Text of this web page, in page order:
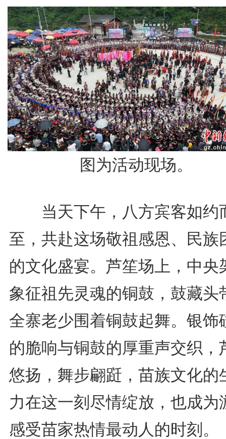
图为活动现场。
当天下午，八方宾客如约
至，共赴这场敬祖感恩、民族
的文化盛宴。芦笙场上，中央
象征祖先灵魂的铜鼓，鼓藏头
全寨老少围着铜鼓起舞。银饰
的脆响与铜鼓的厚重声交织，
悠扬，舞步翩跹，苗族文化的
力在这一刻尽情绽放，也成为
感受苗家热情最动人的时刻。